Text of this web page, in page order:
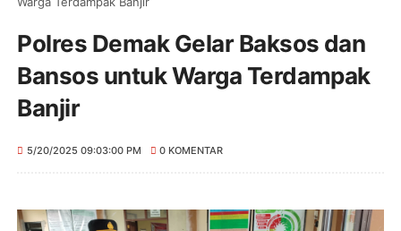
Polres Demak Gelar Baksos dan
Bansos untuk Warga Terdampak
Banjir
5/20/2025 09:03:00 PM 0 KOMENTAR